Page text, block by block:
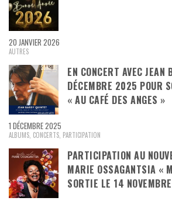
20 JANVIER 2026
AUTRES
EN CONCERT AVEC JEAN
DÉCEMBRE 2025 POUR
« AU CAFÉ DES ANGES »
1 DÉCEMBRE 2025
ALBUMS CONCERTS PARTICIPATION
PARTICIPATION AU
MARIE OSSAGANTSIA «
SORTIE LE 14